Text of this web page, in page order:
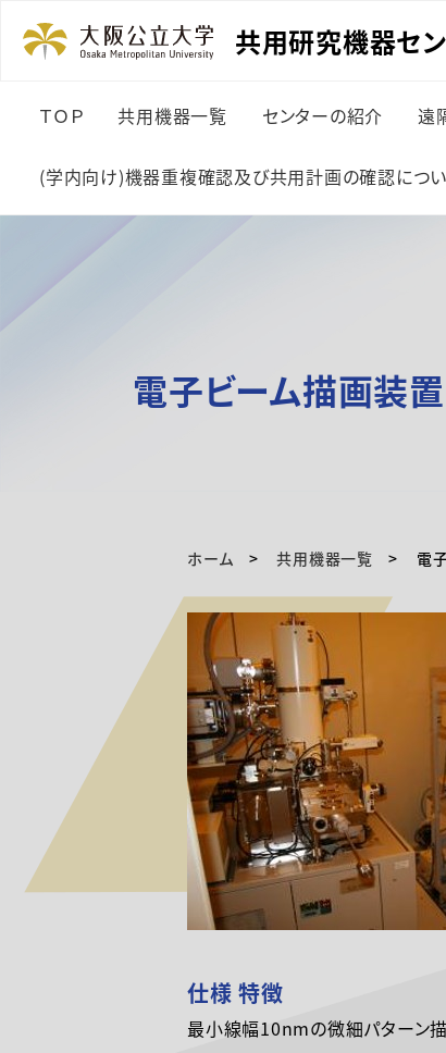
共用研究機器セ
ＴＯＰ 共用機器一覧 センターの紹介 遠
(学内向け)機器重複確認及び共用計画の確認につ
電子ビーム描画装置
ホーム 共用機器一覧 電
仕様 特徴
最小線幅10nmの微細パターン描